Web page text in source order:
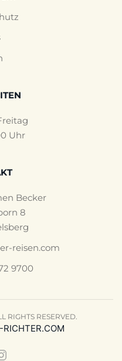
Uhr
Becker
8
reisen.com
9700
RIGHTS RESERVED.
RICHTER.COM